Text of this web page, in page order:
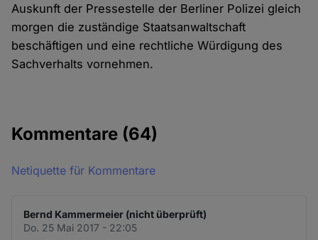
Auskunft der Pressestelle der Berliner Polizei gleich
morgen die zuständige Staatsanwaltschaft
beschäftigen und eine rechtliche Würdigung des
Sachverhalts vornehmen.
Kommentare (64)
Netiquette für Kommentare
Bernd Kammermeier (nicht überprüft)
Do. 25 Mai 2017 - 22:05